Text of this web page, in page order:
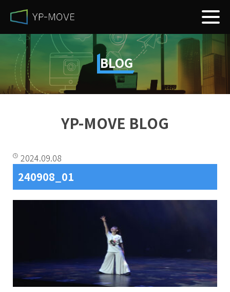
BLOG
YP-MOVE BLOG
2024.09.08
240908_01